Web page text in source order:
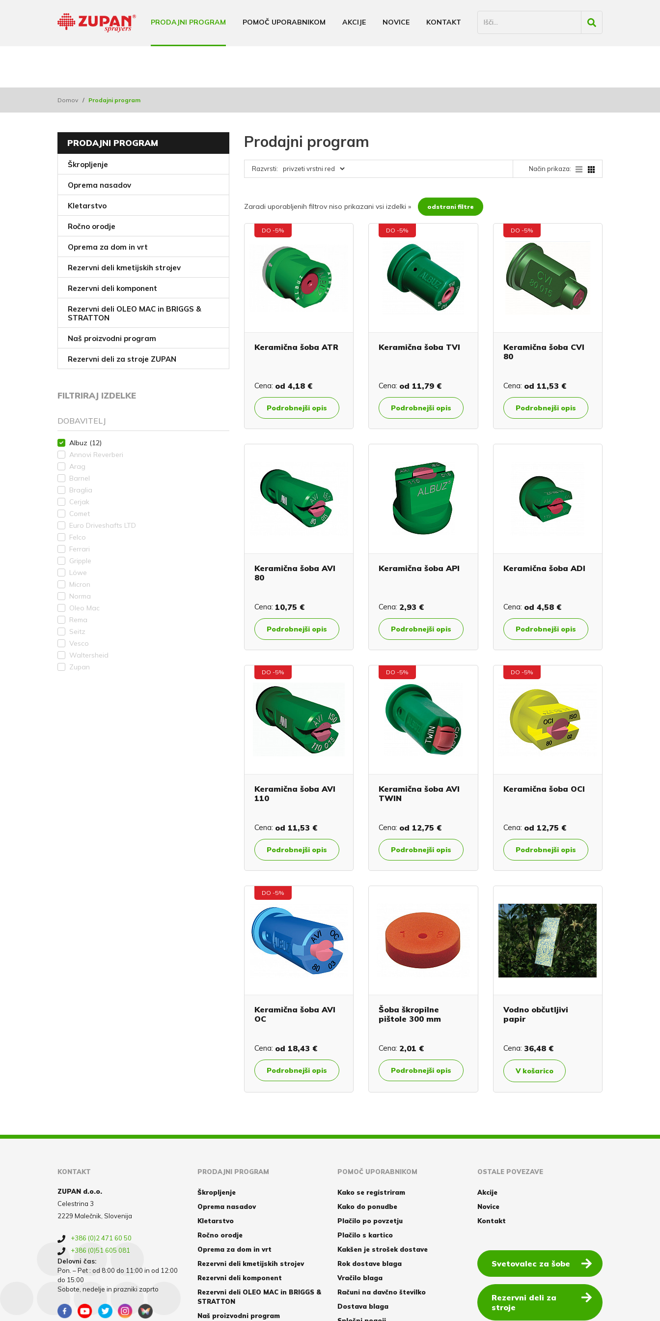
PRODAJNI PROGRAM POMOČ UPORABNIKOM AKCIJE NOVICE KONTAKT
Domov / Prodajni program
PRODAJNI PROGRAM
Škropljenje
Oprema nasadov
Kletarstvo
Ročno orodje
Oprema za dom in vrt
Rezervni deli kmetijskih strojev
Rezervni deli komponent
Rezervni deli OLEO MAC in BRIGGS &
STRATTON
Naš proizvodni program
Rezervni deli za stroje ZUPAN
FILTRIRAJ IZDELKE
DOBAVITELJ
Albuz (12)
Annovi Reverberi
Arag
Barnel
Braglia
Cerjak
Comet
Euro Driveshafts LTD
Felco
Ferrari
Gripple
Löwe
Micron
Norma
Oleo Mac
Rema
Seitz
Vesco
Waltersheid
Zupan
Prodajni program
Razvrsti: Način prikaza:
Zaradi uporabljenih filtrov niso prikazani vsi izdelki » odstrani filtre
DO -5%
Keramična šoba ATR
Cena: od 4,18 €
Podrobnejši opis
DO -5%
Keramična šoba TVI
Cena: od 11,79 €
Podrobnejši opis
DO -5%
Keramična šoba CVI
80
Cena: od 11,53 €
Podrobnejši opis
Keramična šoba AVI
80
Cena: 10,75 €
Podrobnejši opis
Keramična šoba API
Cena: 2,93 €
Podrobnejši opis
Keramična šoba ADI
Cena: od 4,58 €
Podrobnejši opis
DO -5%
Keramična šoba AVI
110
Cena: od 11,53 €
Podrobnejši opis
DO -5%
Keramična šoba AVI
TWIN
Cena: od 12,75 €
Podrobnejši opis
DO -5%
Keramična šoba OCI
Cena: od 12,75 €
Podrobnejši opis
DO -5%
Keramična šoba AVI
OC
Cena: od 18,43 €
Podrobnejši opis
Šoba škropilne
pištole 300 mm
Cena: 2,01 €
Podrobnejši opis
Vodno občutljivi
papir
Cena: 36,48 €
V košarico
KONTAKT
ZUPAN d.o.o.
Celestrina 3
2229 Malečnik, Slovenija
+386 (0)2 471 60 50
+386 (0)51 605 081
Delovni čas:
Pon. – Pet : od 8:00 do 11:00 in od 12:00
do 15:00
Sobote, nedelje in prazniki zaprto
PRODAJNI PROGRAM
Škropljenje
Oprema nasadov
Kletarstvo
Ročno orodje
Oprema za dom in vrt
Rezervni deli kmetijskih strojev
Rezervni deli komponent
Rezervni deli OLEO MAC in BRIGGS &
STRATTON
Naš proizvodni program
POMOČ UPORABNIKOM
Kako se registriram
Kako do ponudbe
Plačilo po povzetju
Plačilo s kartico
Kakšen je strošek dostave
Rok dostave blaga
Vračilo blaga
Računi na davčno številko
Dostava blaga
OSTALE POVEZAVE
Akcije
Novice
Kontakt
Svetovalec za šobe
Rezervni deli za
stroje